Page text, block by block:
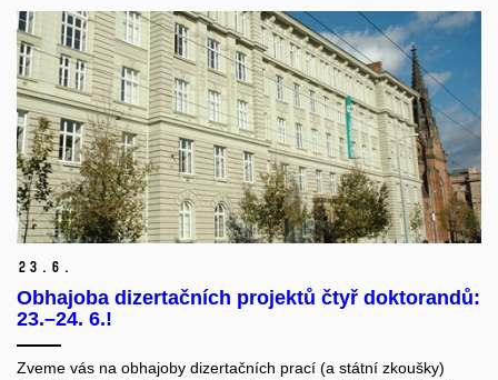
23. 6.
Obhajoba dizertačních projektů čtyř doktorandů:
23.–24. 6.!
Zveme vás na obhajoby dizertačních prací (a státní zkoušky)